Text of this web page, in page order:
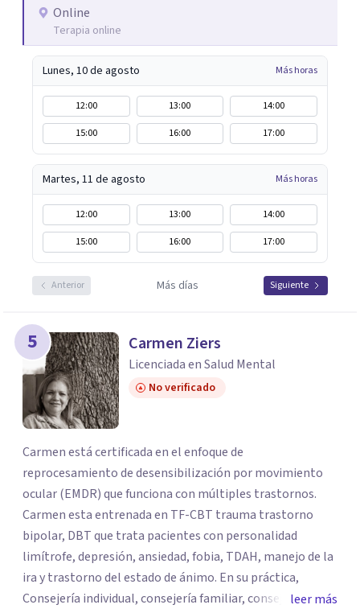
Online
Terapia online
Lunes, 10 de agosto Más horas
12:00 13:00
14:00
15:00
16:00 17:00
Martes, 11 de agosto Más horas
12:00 13:00
14:00
15:00
16:00 17:00
Anterior Más días Siguiente
5 Carmen Ziers
Licenciada en Salud Mental
No verificado
Carmen está certificada en el enfoque de
reprocesamiento de desensibilización por movimiento
ocular (EMDR) que funciona con múltiples trastornos.
Carmen esta entrenada en TF-CBT trauma trastorno
bipolar, DBT que trata pacientes con personalidad
limítrofe, depresión, ansiedad, fobia, TDAH, manejo de la
ira y trastorno del estado de ánimo. En su práctica,
Consejería individual, consejería familiar, consejería de
leer más